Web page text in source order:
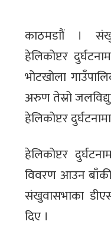
काठमडाौं ।
हेलिकोप्टर
भोटखोला
अरुण तेस्रो
हेलिकोप्टर
हेलिकोप्टर
विवरण आउन बाँकी
संखुवासभाका
दिए ।